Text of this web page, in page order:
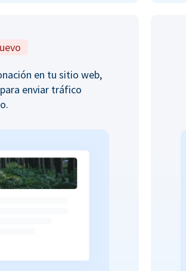
en tu sitio web,
enviar tráfico